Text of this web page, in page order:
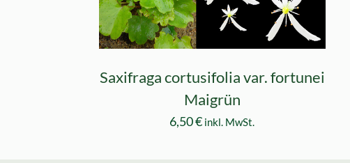
Saxifraga cortusifolia var. fortunei
Maigrün
6,50€ inkl. MwSt.